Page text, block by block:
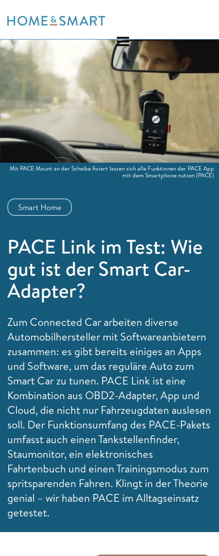
to
Smart Home
PACE Link im Test: Wie
gut ist der Smart Car-
Adapter?
Zum Connected Car arbeiten diverse
Automobilhersteller mit Softwareanbietern
zusammen: es gibt bereits einiges an Apps
und Software, um das reguläre Auto zum
Smart Car zu tunen. PACE Link ist eine
Kombination aus OBD2-Adapter, App und
Cloud, die nicht nur Fahrzeugdaten auslesen
soll. Der Funktionsumfang des PACE-Pakets
umfasst auch einen Tankstellenfinder,
Staumonitor, ein elektronisches
Fahrtenbuch und einen Trainingsmodus zum
spritsparenden Fahren. Klingt in der Theorie
genial – wir haben PACE im Alltagseinsatz
getestet.
Mit PACE Mount an der Scheibe fixiert lassen sich alle Funktionen der PACE App
mit dem Smartphone nutzen(PACE)